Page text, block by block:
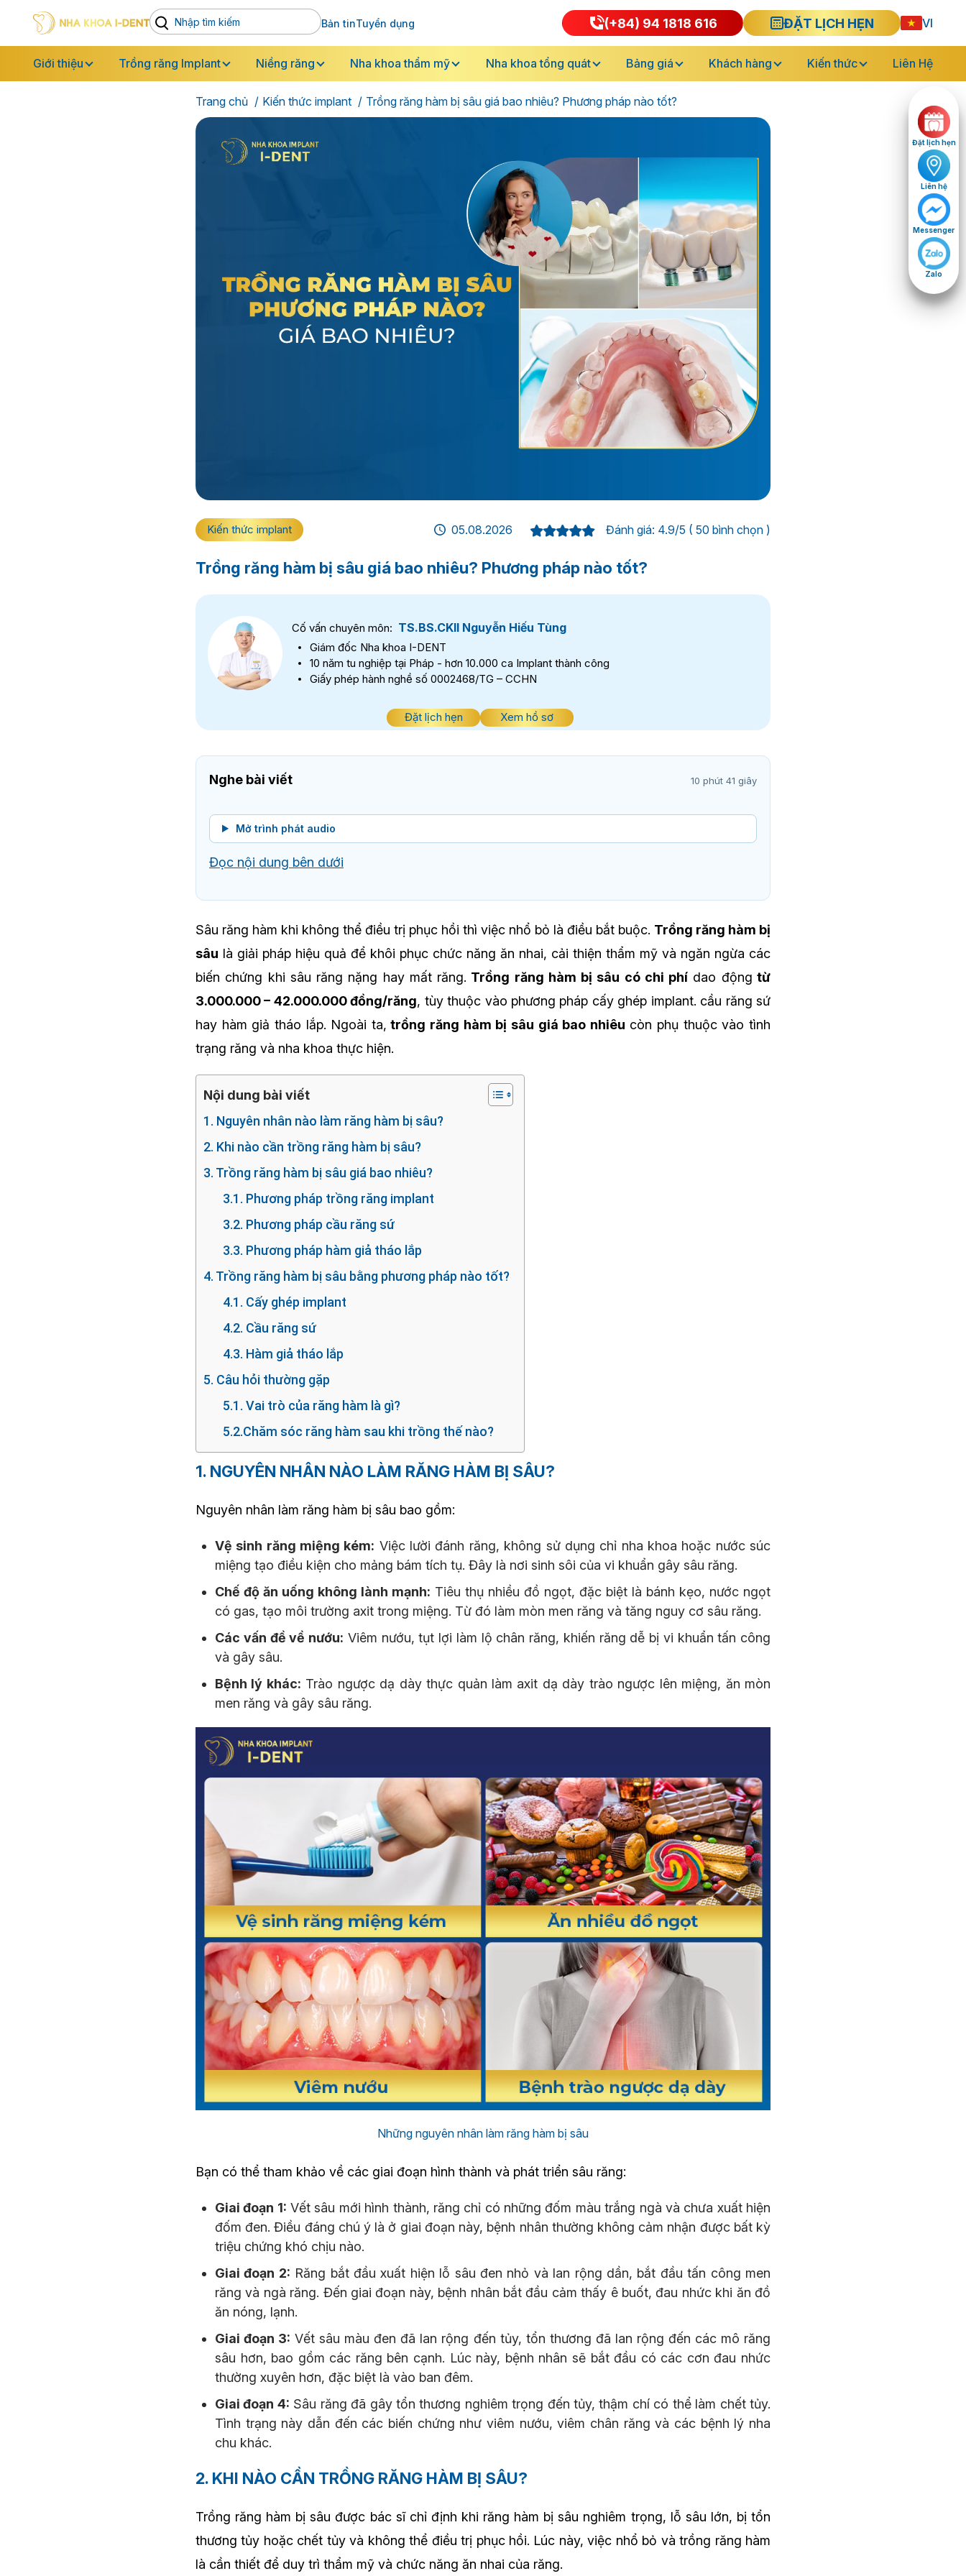
Đặt lịch hẹn
Liên hệ
Messenger
Zalo
Bản tinTuyển dụng (+84) 94 1818 616 ĐẶT LỊCH HẸN VI
Giới thiệu Trồng răng Implant Niềng răng Nha khoa thẩm mỹ Nha khoa tổng quát Bảng giá Khách hàng Kiến thức Liên Hệ
Trang chủ Kiến thức implant Trồng răng hàm bị sâu giá bao nhiêu? Phương pháp nào tốt?
Kiến thức implant 05.08.2026 Đánh giá: 4.9/5 ( 50 bình chọn )
Trồng răng hàm bị sâu giá bao nhiêu? Phương pháp nào tốt?
Cố vấn chuyên môn: TS.BS.CKII Nguyễn Hiếu Tùng
Giám đốc Nha khoa I-DENT
10 năm tu nghiệp tại Pháp - hơn 10.000 ca Implant thành công
Giấy phép hành nghề số 0002468/TG – CCHN
Đặt lịch hẹn Xem hồ sơ
Nghe bài viết 10 phút 41 giây
Mở trình phát audio
Đọc nội dung bên dưới
Sâu răng hàm khi không thể điều trị phục hồi thì việc nhổ bỏ là điều bắt buộc. Trồng răng hàm bị
sâu là giải pháp hiệu quả để khôi phục chức năng ăn nhai, cải thiện thẩm mỹ và ngăn ngừa các
biến chứng khi sâu răng nặng hay mất răng. Trồng răng hàm bị sâu có chi phí dao động từ
3.000.000 – 42.000.000 đồng/răng, tùy thuộc vào phương pháp cấy ghép implant. cầu răng sứ
hay hàm giả tháo lắp. Ngoài ta, trồng răng hàm bị sâu giá bao nhiêu còn phụ thuộc vào tình
trạng răng và nha khoa thực hiện.
Nội dung bài viết
1. Nguyên nhân nào làm răng hàm bị sâu?
2. Khi nào cần trồng răng hàm bị sâu?
3. Trồng răng hàm bị sâu giá bao nhiêu?
3.1. Phương pháp trồng răng implant
3.2. Phương pháp cầu răng sứ
3.3. Phương pháp hàm giả tháo lắp
4. Trồng răng hàm bị sâu bằng phương pháp nào tốt?
4.1. Cấy ghép implant
4.2. Cầu răng sứ
4.3. Hàm giả tháo lắp
5. Câu hỏi thường gặp
5.1. Vai trò của răng hàm là gì?
5.2.Chăm sóc răng hàm sau khi trồng thế nào?
1. NGUYÊN NHÂN NÀO LÀM RĂNG HÀM BỊ SÂU?
Nguyên nhân làm răng hàm bị sâu bao gồm:
Vệ sinh răng miệng kém: Việc lười đánh răng, không sử dụng chỉ nha khoa hoặc nước súc
miệng tạo điều kiện cho mảng bám tích tụ. Đây là nơi sinh sôi của vi khuẩn gây sâu răng.
Chế độ ăn uống không lành mạnh: Tiêu thụ nhiều đồ ngọt, đặc biệt là bánh kẹo, nước ngọt
có gas, tạo môi trường axit trong miệng. Từ đó làm mòn men răng và tăng nguy cơ sâu răng.
Các vấn đề về nướu: Viêm nướu, tụt lợi làm lộ chân răng, khiến răng dễ bị vi khuẩn tấn công
và gây sâu.
Bệnh lý khác: Trào ngược dạ dày thực quản làm axit dạ dày trào ngược lên miệng, ăn mòn
men răng và gây sâu răng.
Những nguyên nhân làm răng hàm bị sâu
Bạn có thể tham khảo về các giai đoạn hình thành và phát triển sâu răng:
Giai đoạn 1: Vết sâu mới hình thành, răng chỉ có những đốm màu trắng ngà và chưa xuất hiện
đốm đen. Điều đáng chú ý là ở giai đoạn này, bệnh nhân thường không cảm nhận được bất kỳ
triệu chứng khó chịu nào.
Giai đoạn 2: Răng bắt đầu xuất hiện lỗ sâu đen nhỏ và lan rộng dần, bắt đầu tấn công men
răng và ngà răng. Đến giai đoạn này, bệnh nhân bắt đầu cảm thấy ê buốt, đau nhức khi ăn đồ
ăn nóng, lạnh.
Giai đoạn 3: Vết sâu màu đen đã lan rộng đến tủy, tổn thương đã lan rộng đến các mô răng
sâu hơn, bao gồm các răng bên cạnh. Lúc này, bệnh nhân sẽ bắt đầu có các cơn đau nhức
thường xuyên hơn, đặc biệt là vào ban đêm.
Giai đoạn 4: Sâu răng đã gây tổn thương nghiêm trọng đến tủy, thậm chí có thể làm chết tủy.
Tình trạng này dẫn đến các biến chứng như viêm nướu, viêm chân răng và các bệnh lý nha
chu khác.
2. KHI NÀO CẦN TRỒNG RĂNG HÀM BỊ SÂU?
Trồng răng hàm bị sâu được bác sĩ chỉ định khi răng hàm bị sâu nghiêm trọng, lỗ sâu lớn, bị tổn
thương tủy hoặc chết tủy và không thể điều trị phục hồi. Lúc này, việc nhổ bỏ và trồng răng hàm
là cần thiết để duy trì thẩm mỹ và chức năng ăn nhai của răng.